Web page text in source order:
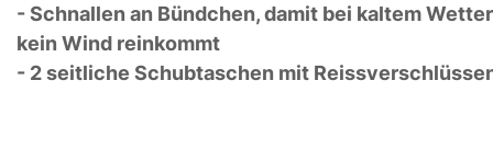
- Schnallen an Bündchen, damit bei kaltem Wetter
kein Wind reinkommt
- 2 seitliche Schubtaschen mit